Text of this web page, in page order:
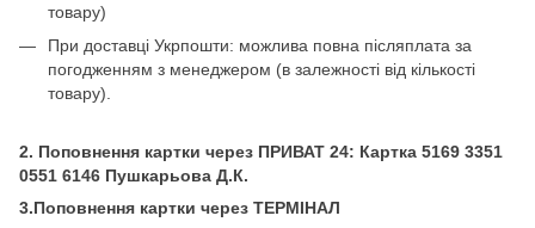
товару)
При доставці Укрпошти: можлива повна післяплата за
погодженням з менеджером (в залежності від кількості
товару).
2. Поповнення картки через ПРИВАТ 24: Картка 5169 3351
0551 6146 Пушкарьова Д.К.
3.Поповнення картки через ТЕРМІНАЛ